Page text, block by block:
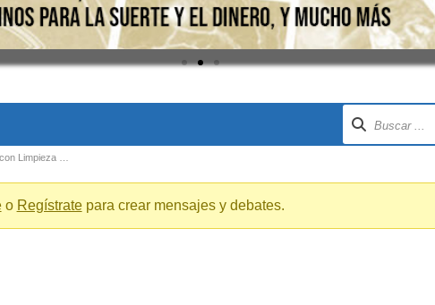
Limpieza …
o Regístratepara crear mensajes y debates.